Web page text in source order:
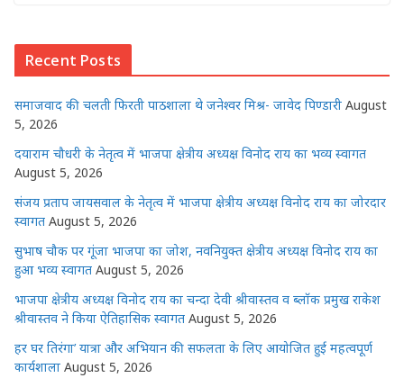
s
A
p
e
b
o
k
r n
g
r
dI
n
Recent Posts
समाजवाद की चलती फिरती पाठशाला थे जनेश्वर मिश्र- जावेद पिण्डारी August
5, 2026
दयाराम चौधरी के नेतृत्व में भाजपा क्षेत्रीय अध्यक्ष विनोद राय का भव्य स्वागत
August 5, 2026
संजय प्रताप जायसवाल के नेतृत्व में भाजपा क्षेत्रीय अध्यक्ष विनोद राय का जोरदार
स्वागत August 5, 2026
सुभाष चौक पर गूंजा भाजपा का जोश, नवनियुक्त क्षेत्रीय अध्यक्ष विनोद राय का
हुआ भव्य स्वागत August 5, 2026
भाजपा क्षेत्रीय अध्यक्ष विनोद राय का चन्दा देवी श्रीवास्तव व ब्लॉक प्रमुख राकेश
श्रीवास्तव ने किया ऐतिहासिक स्वागत August 5, 2026
हर घर तिरंगा’ यात्रा और अभियान की सफलता के लिए आयोजित हुई महत्वपूर्ण
कार्यशाला August 5, 2026